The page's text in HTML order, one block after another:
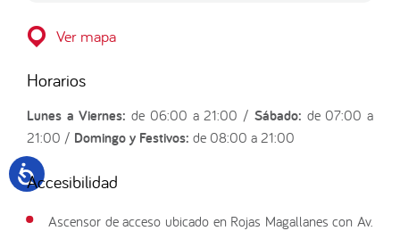
Ver mapa
Horarios
Lunes a Viernes: de 06:00 a 21:00 / Sábado: de 07:00 a
21:00 / Domingo y Festivos: de 08:00 a 21:00
Accesibilidad
Ascensor de acceso ubicado en Rojas Magallanes con Av.